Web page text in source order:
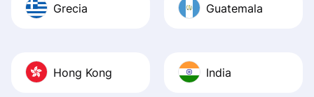
Grecia Guatemala
Hong Kong India